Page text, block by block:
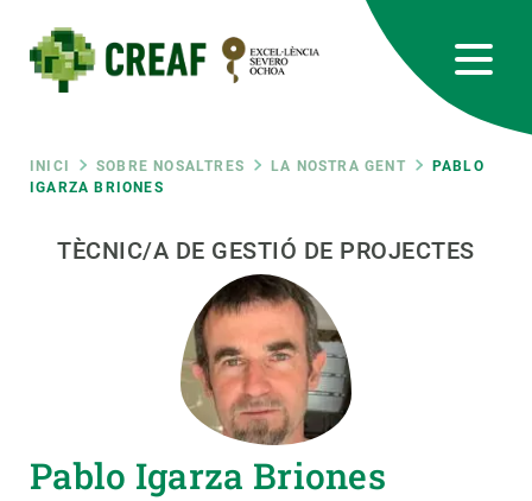
contingut
Fil
d'ariadna
INICI SOBRE NOSALTRES LA NOSTRA GENT
PABLO
IGARZA BRIONES
TÈCNIC/A DE GESTIÓ DE PROJECTES
Pablo Igarza Briones
RRSS
Featured
responsive
Responsive
CIÈNCIA EN ACCIÓ